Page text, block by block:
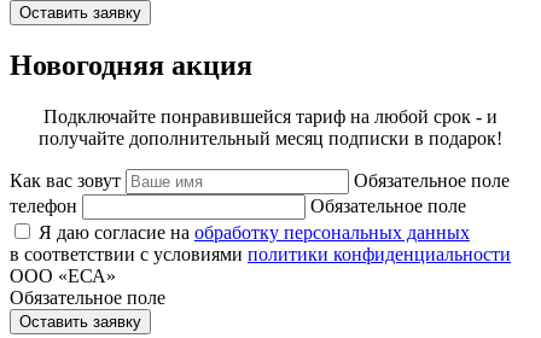
Оставить заявку
Новогодняя акция
Подключайте понравившейся тариф на любой срок - и
получайте дополнительный месяц подписки в подарок!
Как вас зовут
Обязательное поле
телефон
Обязательное поле
Я даю согласие на обработку персональных данных
в соответствии с условиями политики конфиденциальности
ООО «ЕСА»
Обязательное поле
Оставить заявку